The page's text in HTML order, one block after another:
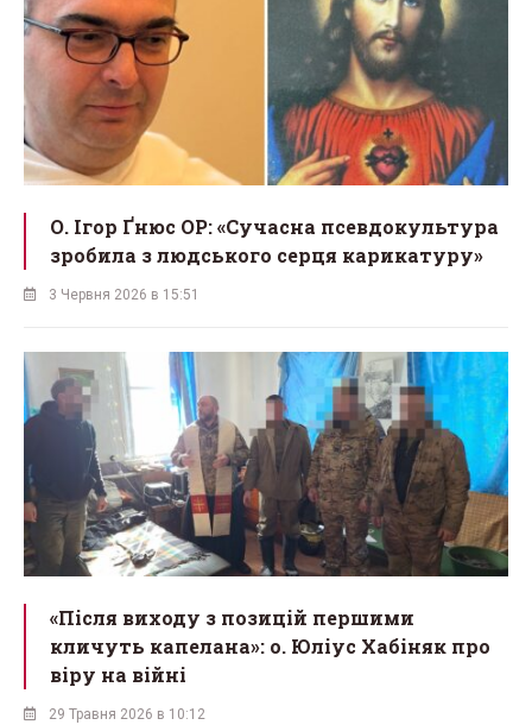
О. Ігор Ґнюс OP: «Сучасна псевдокультура
зробила з людського серця карикатуру»
3 Червня 2026 в 15:51
«Після виходу з позицій першими
кличуть капелана»: о. Юліус Хабіняк про
віру на війні
29 Травня 2026 в 10:12